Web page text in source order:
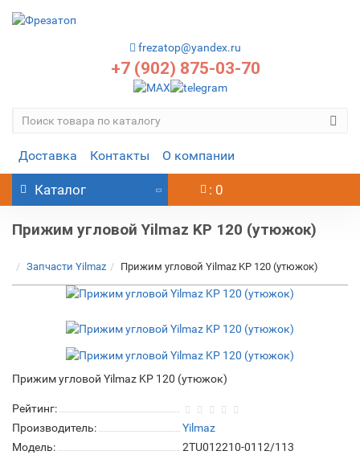
frezatop@yandex.ru
+7 (902) 875-03-70
Доставка Контакты О компании
Каталог : 0
Прижим угловой Yilmaz KP 120 (утюжок)
Запчасти Yilmaz Прижим угловой Yilmaz KP 120 (утюжок)
Прижим угловой Yilmaz KP 120 (утюжок)
Рейтинг:
Производитель:
Yilmaz
Модель:
2TU012210-0112/113